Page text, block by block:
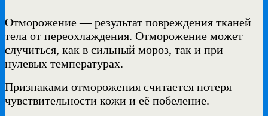
Отморожение — результат повреждения тканей
тела от переохлаждения. Отморожение может
случиться, как в сильный мороз, так и при
нулевых температурах.
Признаками отморожения считается потеря
чувствительности кожи и её побеление.